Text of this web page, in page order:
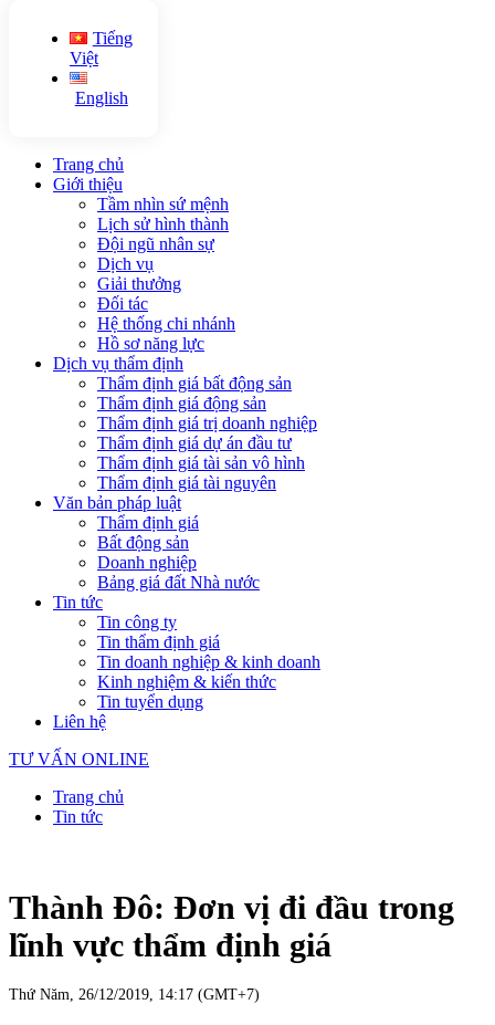
Tiếng
Việt
English
Trang chủ
Giới thiệu
Tầm nhìn sứ mệnh
Lịch sử hình thành
Đội ngũ nhân sự
Dịch vụ
Giải thưởng
Đối tác
Hệ thống chi nhánh
Hồ sơ năng lực
Dịch vụ thẩm định
Thẩm định giá bất động sản
Thẩm định giá động sản
Thẩm định giá trị doanh nghiệp
Thẩm định giá dự án đầu tư
Thẩm định giá tài sản vô hình
Thẩm định giá tài nguyên
Văn bản pháp luật
Thẩm định giá
Bất động sản
Doanh nghiệp
Bảng giá đất Nhà nước
Tin tức
Tin công ty
Tin thẩm định giá
Tin doanh nghiệp & kinh doanh
Kinh nghiệm & kiến thức
Tin tuyển dụng
Liên hệ
TƯ VẤN ONLINE
Trang chủ
Tin tức
Thành Đô: Đơn vị đi đầu trong
lĩnh vực thẩm định giá
Thứ Năm, 26/12/2019, 14:17 (GMT+7)